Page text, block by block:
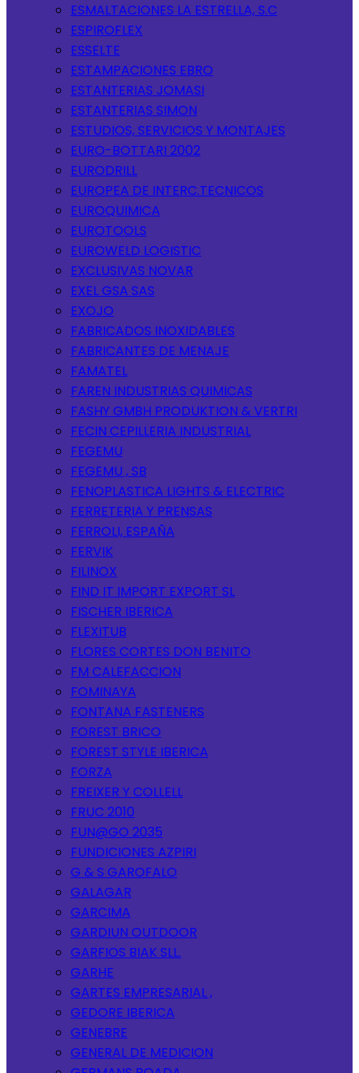
ESMALTACIONES LA ESTRELLA, S.C
ESPIROFLEX
ESSELTE
ESTAMPACIONES EBRO
ESTANTERIAS JOMASI
ESTANTERIAS SIMON
ESTUDIOS, SERVICIOS Y MONTAJES
EURO-BOTTARI 2002
EURODRILL
EUROPEA DE INTERC.TECNICOS
EUROQUIMICA
EUROTOOLS
EUROWELD LOGISTIC
EXCLUSIVAS NOVAR
EXEL GSA SAS
EXOJO
FABRICADOS INOXIDABLES
FABRICANTES DE MENAJE
FAMATEL
FAREN INDUSTRIAS QUIMICAS
FASHY GMBH PRODUKTION & VERTRI
FECIN CEPILLERIA INDUSTRIAL
FEGEMU
FEGEMU , SB
FENOPLASTICA LIGHTS & ELECTRIC
FERRETERIA Y PRENSAS
FERROLI, ESPAÑA
FERVIK
FILINOX
FIND IT IMPORT EXPORT SL
FISCHER IBERICA
FLEXITUB
FLORES CORTES DON BENITO
FM CALEFACCION
FOMINAYA
FONTANA FASTENERS
FOREST BRICO
FOREST STYLE IBERICA
FORZA
FREIXER Y COLLELL
FRUC 2010
FUN@GO 2035
FUNDICIONES AZPIRI
G & S GAROFALO
GALAGAR
GARCIMA
GARDIUN OUTDOOR
GARFIOS BIAK SLL.
GARHE
GARTES EMPRESARIAL ,
GEDORE IBERICA
GENEBRE
GENERAL DE MEDICION